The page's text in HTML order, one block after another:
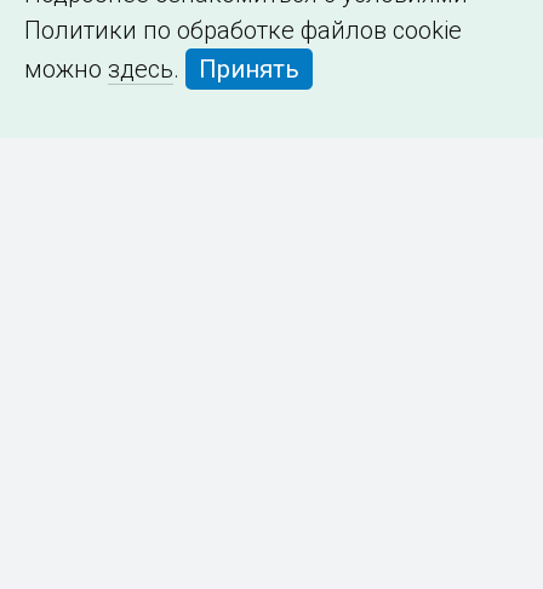
Политики по обработке файлов cookie
можно здесь. Принять